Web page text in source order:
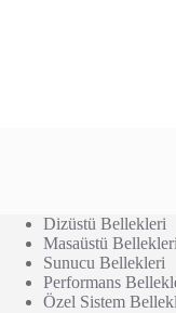
Dizüstü Bellekleri
Masaüstü Bellekleri
Sunucu Bellekleri
Performans
Özel Sistem